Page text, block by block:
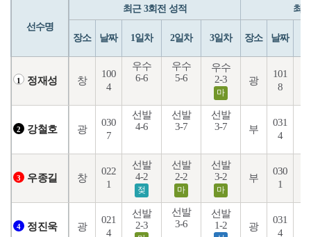
선수명
최근 3회전 성적 최
장소 날짜 1일차 2일차 3일차 장소 날짜
1 정재성 창
100
4
우수
6-6
우수
5-6
우수
2-3
마
광
101
8
2 강철호 광
030
7
선발
4-6
선발
3-7
선발
3-7
부
031
4
3 우종길 창
022
1
선발
4-2
젖
선발
2-2
마
선발
3-2
마
부
030
1
4 정진욱 광
021
4
선발
2-3
선발
3-6
선발
1-2
광
031
4